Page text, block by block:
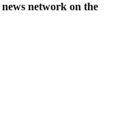
network on the